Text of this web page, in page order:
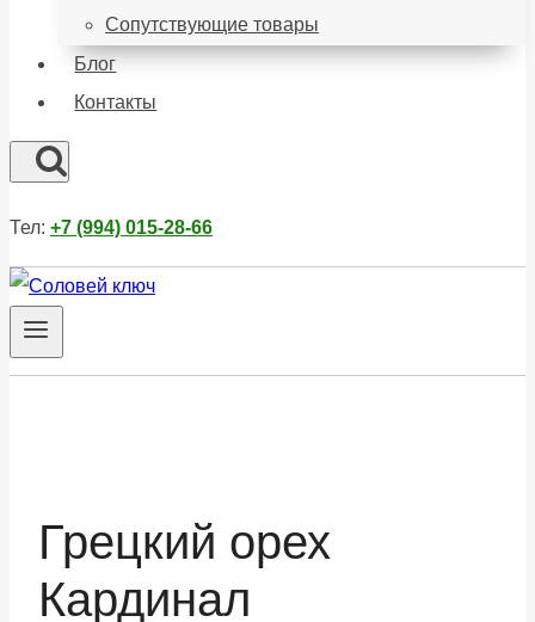
Сопутствующие товары
Блог
Контакты
Тел: +7 (994) 015-28-66
Грецкий орех
Кардинал